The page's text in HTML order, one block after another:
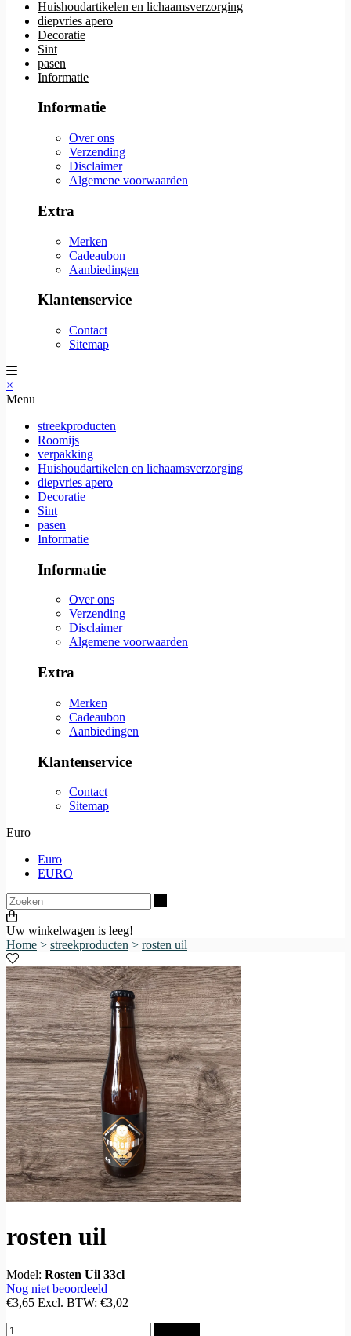
Huishoudartikelen en lichaamsverzorging
diepvries apero
Decoratie
Sint
pasen
Informatie
Informatie
Over ons
Verzending
Disclaimer
Algemene voorwaarden
Extra
Merken
Cadeaubon
Aanbiedingen
Klantenservice
Contact
Sitemap
×
Menu
streekproducten
Roomijs
verpakking
Huishoudartikelen en lichaamsverzorging
diepvries apero
Decoratie
Sint
pasen
Informatie
Informatie
Over ons
Verzending
Disclaimer
Algemene voorwaarden
Extra
Merken
Cadeaubon
Aanbiedingen
Klantenservice
Contact
Sitemap
Euro
Euro
EURO
Uw winkelwagen is leeg!
Home > streekproducten > rosten uil
rosten uil
Model: Rosten Uil 33cl
Nog niet beoordeeld
€3,65 Excl. BTW: €3,02